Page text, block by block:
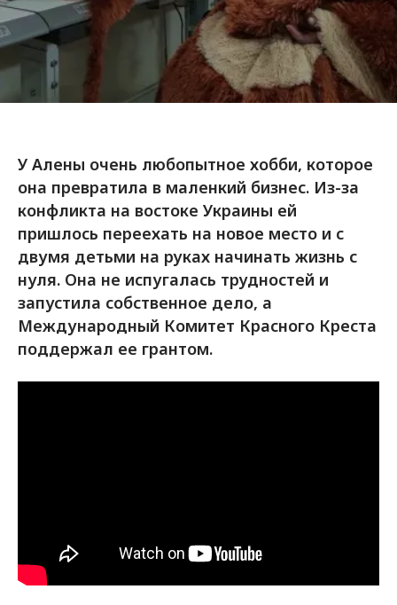
У Алены очень любопытное хобби, которое
она превратила в маленкий бизнес. Из-за
конфликта на востоке Украины ей
пришлось переехать на новое место и c
двумя детьми на руках начинать жизнь с
нуля. Она не испугалась трудностей и
запустила собственное дело, а
Международный Комитет Красного Креста
поддержал ее грантом.